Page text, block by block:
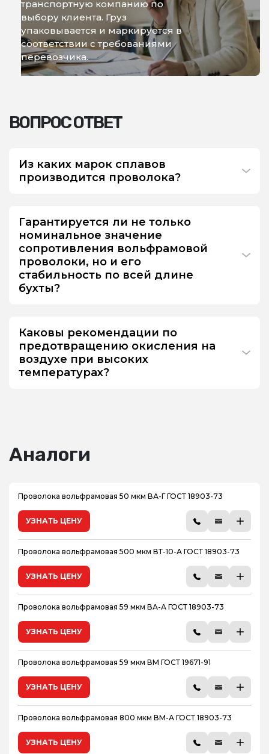
транспортную компанию по
выбору клиента. Груз
упаковывается и маркируется в
соответствии с требованиями
перевозчика.
ВОПРОС ОТВЕТ
Из каких марок сплавов
производится проволока?
Гарантируется ли не только
номинальное значение
сопротивления вольфрамовой
проволоки, но и его
стабильность по всей длине
бухты?
Каковы рекомендации по
предотвращению окисления на
воздухе при высоких
температурах?
Аналоги
Проволока вольфрамовая 50 мкм ВА-Г ГОСТ 18903-73
УЗНАТЬ ЦЕНУ
Проволока вольфрамовая 500 мкм ВТ-10-А ГОСТ 18903-73
УЗНАТЬ ЦЕНУ
Проволока вольфрамовая 59 мкм ВА-А ГОСТ 18903-73
УЗНАТЬ ЦЕНУ
Проволока вольфрамовая 59 мкм ВМ ГОСТ 19671-91
УЗНАТЬ ЦЕНУ
Проволока вольфрамовая 800 мкм ВМ-А ГОСТ 18903-73
УЗНАТЬ ЦЕНУ